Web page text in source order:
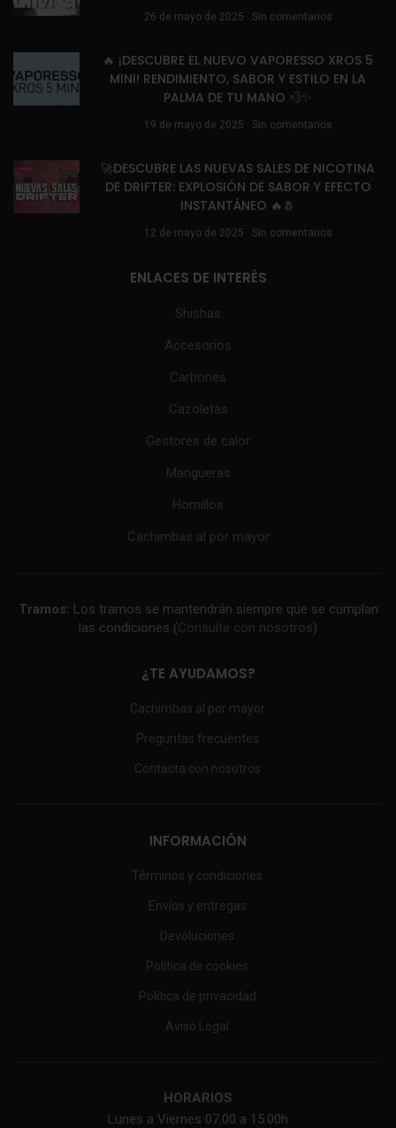
26 de mayo de 2025 Sin comentarios
🔥 ¡DESCUBRE EL NUEVO VAPORESSO XROS 5
MINI! RENDIMIENTO, SABOR Y ESTILO EN LA
PALMA DE TU MANO 💨✨
19 de mayo de 2025 Sin comentarios
🚀DESCUBRE LAS NUEVAS SALES DE NICOTINA
DE DRIFTER: EXPLOSIÓN DE SABOR Y EFECTO
INSTANTÁNEO 🔥🧂
12 de mayo de 2025 Sin comentarios
ENLACES DE INTERÉS
Shishas
Accesorios
Carbones
Cazoletas
Gestores de calor
Mangueras
Hornillos
Cachimbas al por mayor
Tramos: Los tramos se mantendrán siempre que se cumplan
las condiciones (Consulte con nosotros)
¿TE AYUDAMOS?
Cachimbas al por mayor
Preguntas frecuentes
Contacta con nosotros
INFORMACIÓN
Términos y condiciones
Envíos y entregas
Devoluciones
Política de cookies
Política de privacidad
Aviso Legal
HORARIOS
Lunes a Viernes 07:00 a 15:00h